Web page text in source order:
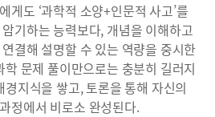
게도 ‘과학적 소양+인문적 사고’를
기하는 능력보다, 개념을 이해하고
결해 설명할 수 있는 역량을 중시한
학 문제 풀이만으로는 충분히 길러지
지식을 쌓고, 토론을 통해 자신의
정에서 비로소 완성된다.